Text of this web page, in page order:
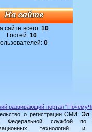
сайте всего: 10
Гостей: 10
0
развивающий портал
о регистрации СМИ: Эл
Федеральной службой
технологий и